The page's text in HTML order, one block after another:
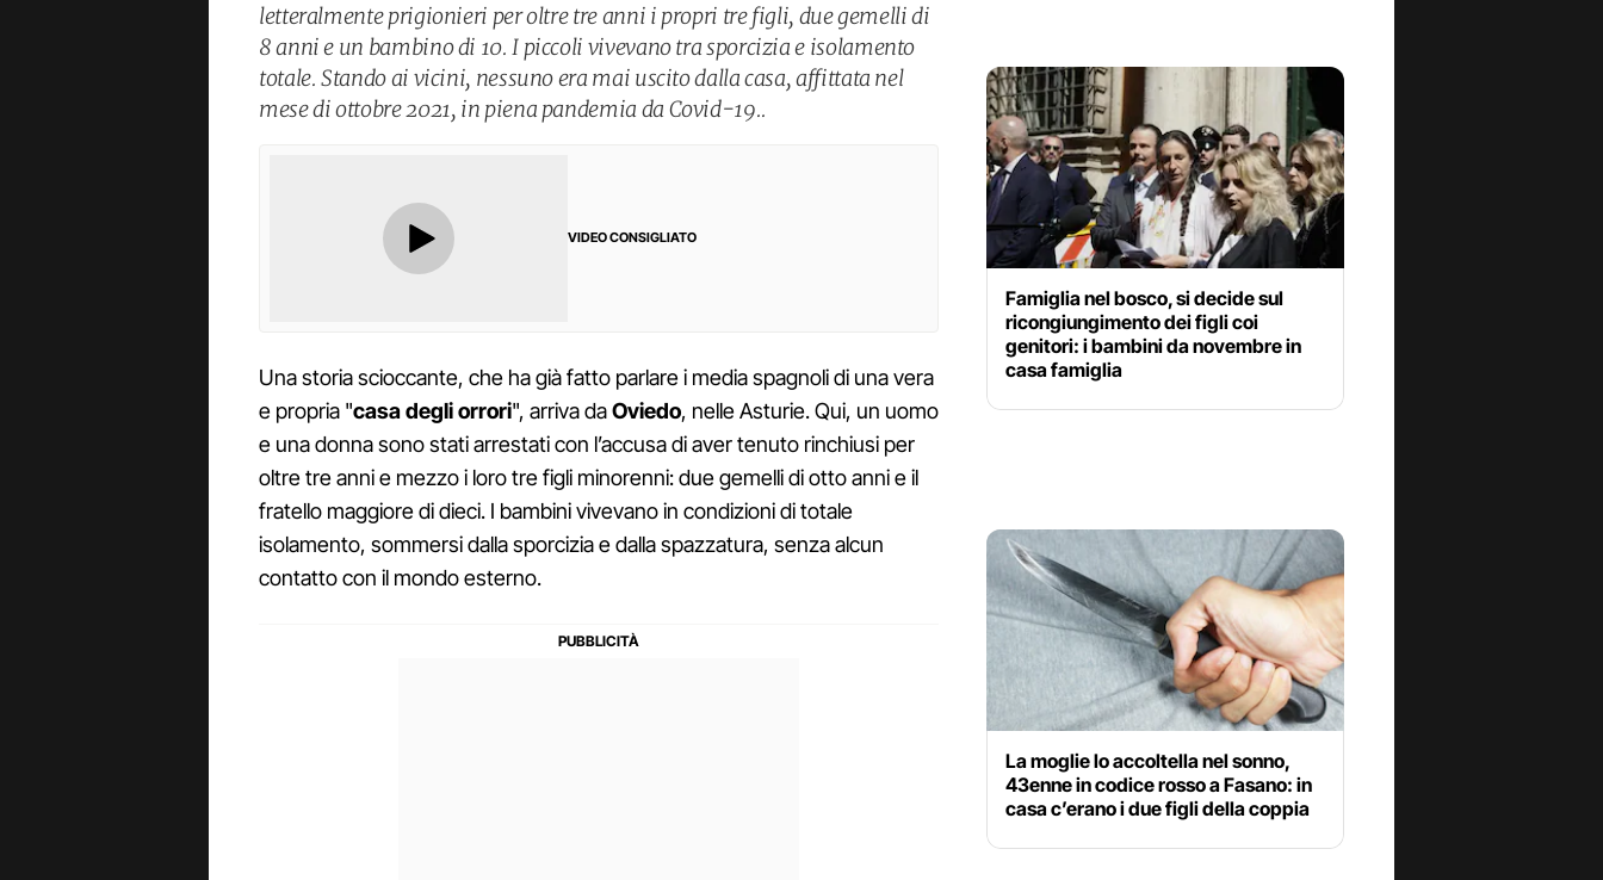
letteralmente prigionieri per oltre tre anni i propri tre figli, due gemelli di
8 anni e un bambino di 10. I piccoli vivevano tra sporcizia e isolamento
totale. Stando ai vicini, nessuno era mai uscito dalla casa, affittata nel
mese di ottobre 2021, in piena pandemia da Covid-19..
VIDEO CONSIGLIATO
Una storia scioccante, che ha già fatto parlare i media spagnoli di una vera
e propria "casa degli orrori", arriva daOviedo, nelle Asturie. Qui, un uomo
e una donna sono stati arrestati con l’accusa di aver tenuto rinchiusi per
oltre tre anni e mezzo i loro tre figli minorenni: due gemelli di otto anni e il
fratello maggiore di dieci. I bambini vivevano in condizioni di totale
isolamento, sommersi dalla sporcizia e dalla spazzatura, senza alcun
contatto con il mondo esterno.
Famiglia nel bosco, si decide sul
ricongiungimento dei figli coi
genitori: i bambini da novembre in
casa famiglia
La moglie lo accoltella nel sonno,
43enne in codice rosso a Fasano: in
casa c’erano i due figli della coppia